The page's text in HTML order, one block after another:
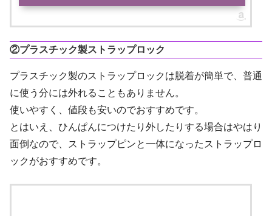
②プラスチック製ストラップロック
プラスチック製のストラップロックは脱着が簡単で、普通
に使う分には外れることもありません。
使いやすく、値段も安いのでおすすめです。
とはいえ、ひんぱんにつけたり外したりする場合はやはり
面倒なので、ストラップピンと一体になったストラップロ
ックがおすすめです。